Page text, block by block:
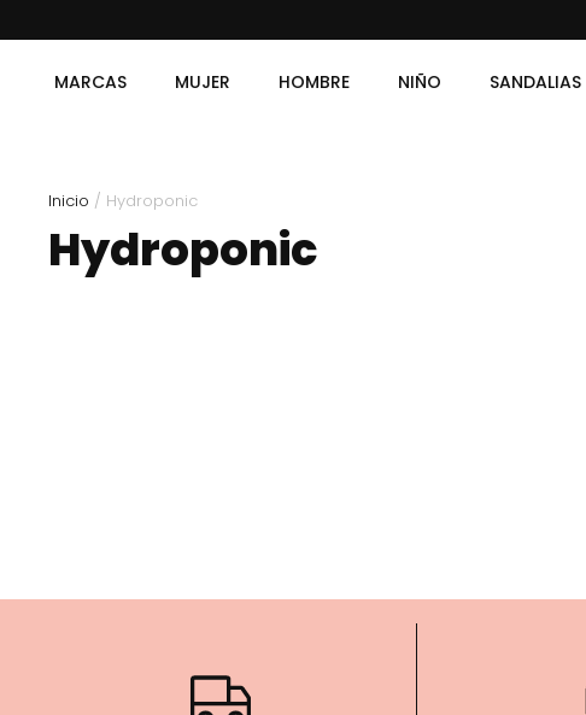
MARCAS MUJER HOMBRE NIÑO SANDALIAS
Inicio / Hydroponic
Hydroponic